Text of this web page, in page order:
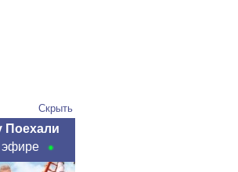
Скрыть
Поехали